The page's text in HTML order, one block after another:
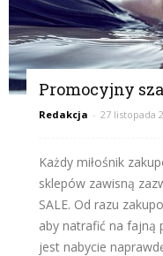
Promocyjny
Redakcja - 27 listopada
Każdy miłośnik
sklepów zawisną
SALE. Od razu
aby natrafić na fajną
jest nabycie